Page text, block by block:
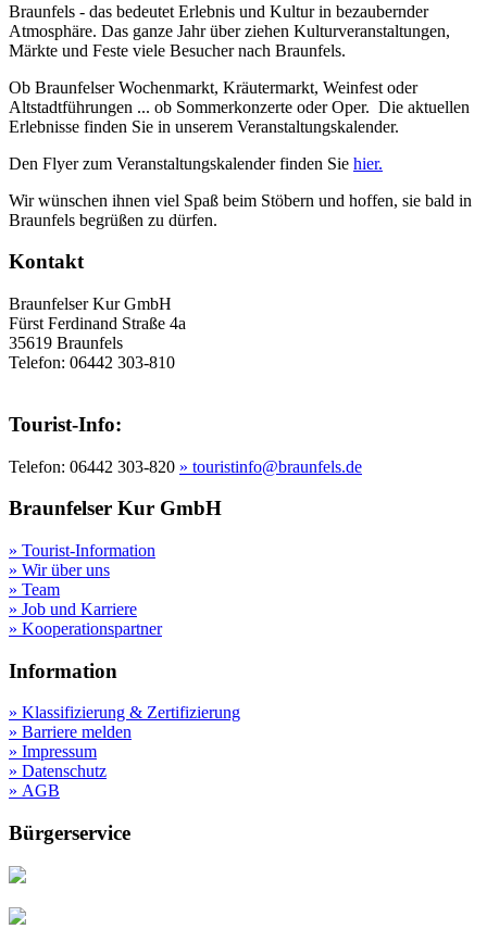
Braunfels - das bedeutet Erlebnis und Kultur in bezaubernder
Atmosphäre. Das ganze Jahr über ziehen Kulturveranstaltungen,
Märkte und Feste viele Besucher nach Braunfels.
Ob Braunfelser Wochenmarkt, Kräutermarkt, Weinfest oder
Altstadtführungen ... ob Sommerkonzerte oder Oper. Die aktuellen
Erlebnisse finden Sie in unserem Veranstaltungskalender.
Den Flyer zum Veranstaltungskalender finden Sie hier.
Wir wünschen ihnen viel Spaß beim Stöbern und hoffen, sie bald in
Braunfels begrüßen zu dürfen.
Kontakt
Braunfelser Kur GmbH
Fürst Ferdinand Straße 4a
35619 Braunfels
Telefon: 06442 303-810
Tourist-Info:
Telefon: 06442 303-820 » touristinfo@braunfels.de
Braunfelser Kur GmbH
» Tourist-Information
» Wir über uns
» Team
» Job und Karriere
» Kooperationspartner
Information
» Klassifizierung & Zertifizierung
» Barriere melden
» Impressum
» Datenschutz
» AGB
Bürgerservice